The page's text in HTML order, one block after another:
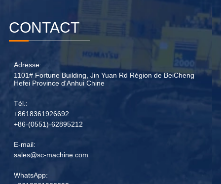
CONTACT
Adresse:
1101# Fortune Building, Jin Yuan Rd Région de BeiCheng
Hefei Province d'Anhui Chine
Tél.:
+8618361926692
+86-(0551)-62895212
E-mail:
sales@sc-machine.com
WhatsApp: